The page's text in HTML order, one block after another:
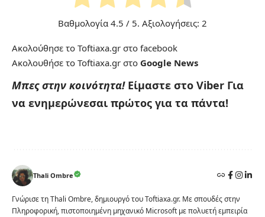
Βαθμολογία 4.5 / 5. Αξιολογήσεις: 2
Ακολούθησε το Toftiaxa.gr στο facebook
Ακολουθήσε το Toftiaxa.gr στο Google News
Μπες στην κοινότητα! Είμαστε στο Viber Για
να ενημερώνεσαι πρώτος για τα πάντα!
Thali Ombre
Γνώρισε τη Thali Ombre, δημιουργό του Toftiaxa.gr. Με σπουδές στην
Πληροφορική, πιστοποιημένη μηχανικό Microsoft με πολυετή εμπειρία